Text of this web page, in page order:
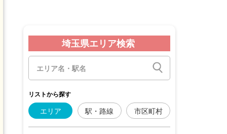
埼玉県エリア検索
リストから探す
エリア 駅・路線 市区町村